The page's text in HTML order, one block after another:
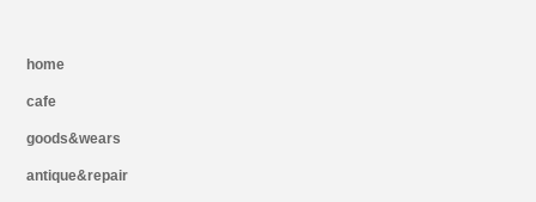
home
cafe
goods&wears
antique&repair